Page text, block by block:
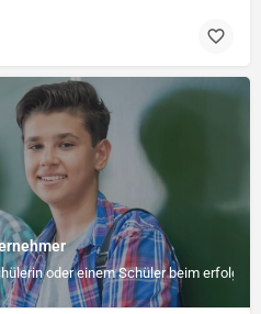
oder einem Schüler beim